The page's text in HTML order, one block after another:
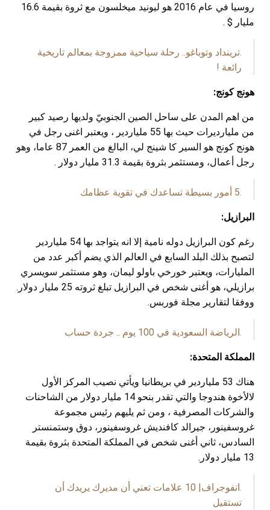
روسيا في عام 2016 هو ليونيد ميخلسون مع ثروة بقيمة 16.6
مليار $ .
.ترينداد وتوباغو.. رحلة سياحية ممزوجة بمعالم تاريخية
رائعة !
هونج كونج:
من اهم المدن على ساحل الصين الجنوبيّ ولديها رصيد كبير
من مليارديرات حيث بها 55 ملياردير ، ويعتبر اغنى رجل في
هونج كونج هو السير كا شينج لي، البالغ من العمر 87 عاما، وهو
رجل أعمال، ومستثمر بثروة بقيمة 31.3 مليار دولار .
.5 أمور بسيطة تساعدك في تقوية عظامك
البرازيل:
رغم كون البرازيل دوله نامية إلا انه يتواجد بها 54 ملياردير
لتصبح بذلك البلد السابع في العالم الذي يضم أكبر عدد من
المليارات، ويعتبر خورخي باولو ليمان، وهو مستثمر سويسري
برازيلي، هو أغنى شخص في البرازيل تبلغ ثروته 25 مليار دولار.
ووفقا لتقارير مجلة فوربس.
.الرياضة السعودية في 100 يوم .. جردة حساب
المملكة المتحدة:
هناك 53 ملياردير في بريطانيا ويأتي نصيب المركز الأول
لالأخوة هندوجا والتي تقدر بنحو 14 مليار دولار من الشاحنات
والشركات المصرفية ، ومن ثم يليهم رئيس مجموعة
غروسفينور، جيرالد كافنديش غروسفينور، دوق وستمنستر
السادس، ثاني أغنى شخص في المملكة المتحدة بثروة بقيمة
13 مليار دولار.
.
انفوجراف| 10 علامات تعني أن مديرك يريدك أن
تستقيل